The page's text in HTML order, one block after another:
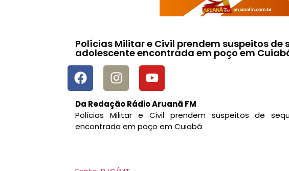
Polícias Militar e Civil prendem suspeitos de
adolescente encontrada em poço em
Da Redação Rádio Aruanã FM
Polícias Militar e Civil prendem suspeitos de
encontrada em poço em Cuiabá